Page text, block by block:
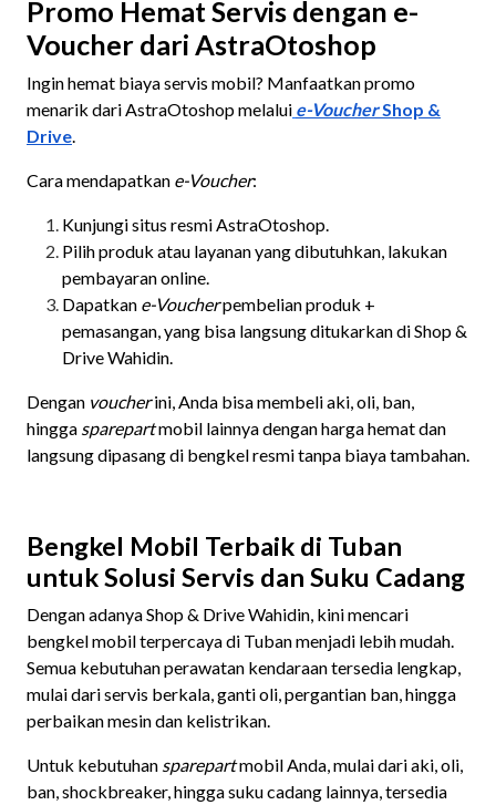
Promo Hemat Servis dengan e-
Voucher dari AstraOtoshop
Ingin hemat biaya servis mobil? Manfaatkan promo
menarik dari AstraOtoshop melalui e-VoucherShop &
Drive
Cara mendapatkan e-Voucher:
Kunjungi situs resmi AstraOtoshop.
Pilih produk atau layanan yang dibutuhkan, lakukan
pembayaran online.
Dapatkan e-Voucherpembelian produk +
pemasangan, yang bisa langsung ditukarkan di Shop &
Drive Wahidin.
Dengan voucherini, Anda bisa membeli aki, oli, ban,
hingga sparepartmobil lainnya dengan harga hemat dan
langsung dipasang di bengkel resmi tanpa biaya tambahan.
Bengkel Mobil Terbaik di Tuban
untuk Solusi Servis dan Suku Cadang
Dengan adanya Shop & Drive Wahidin, kini mencari
bengkel mobil terpercaya di Tuban menjadi lebih mudah.
Semua kebutuhan perawatan kendaraan tersedia lengkap,
mulai dari servis berkala, ganti oli, pergantian ban, hingga
perbaikan mesin dan kelistrikan.
Untuk kebutuhan sparepartmobil Anda, mulai dari aki, oli,
ban, shockbreaker, hingga suku cadang lainnya, tersedia